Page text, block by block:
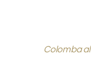
Colomba